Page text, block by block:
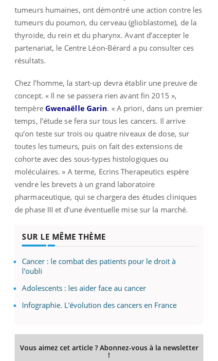
tumeurs humaines, ont démontré une action contre les
tumeurs du poumon, du cerveau (glioblastome), de la
thyroïde, du rein et du pharynx. Avant d’accepter le
partenariat, le Centre Léon-Bérard a pu consulter ces
résultats.
Chez l’homme, la start-up devra établir une preuve de
concept. « Il ne se passera rien avant fin 2015 »,
tempère Gwenaëlle Garin. « A priori, dans un premier
temps, l’étude se fera sur tous les cancers. Il arrive
qu’on teste sur trois ou quatre niveaux de dose, sur
toutes les tumeurs, puis on fait des extensions de
cohorte avec des sous-types histologiques ou
moléculaires. » A terme, Ecrins Therapeutics espère
vendre les brevets à un grand laboratoire
pharmaceutique, qui se chargera des études cliniques
de phase III et d'une éventuelle mise sur la marché.
SUR LE MÊME THÈME
Cancer : le combat des patients pour le droit à
l'oubli
Adolescents : les aider face au cancer
Infographie. L'évolution des cancers en France
Vous aimez cet article ? Abonnez-vous à la newsletter
!